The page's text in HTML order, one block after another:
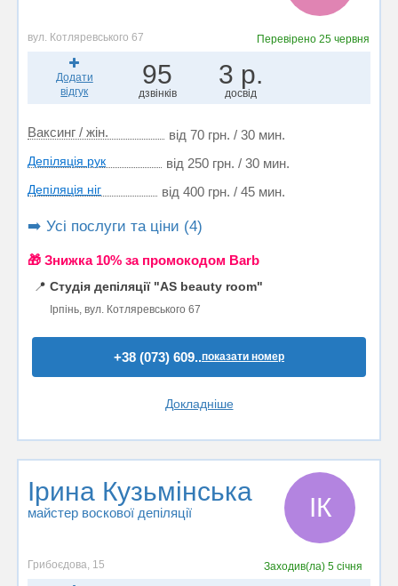
вул. Котляревського 67 Перевірено25 червня
Додати
відгук
95
дзвінків
3 р.
досвід
Ваксинг / жін. від 70 грн. / 30 мин.
Депіляція рук від 250 грн. / 30 мин.
Депіляція ніг від 400 грн. / 45 мин.
➡️ Усі послуги та ціни (4)
🎁 Знижка 10% за промокодом Barb
📍 Студія депіляції "AS beauty room"
Ірпінь, вул. Котляревського 67
+38 (073) 609..показати номер
Докладніше
Ірина Кузьмінська
майстер воскової депіляції ІК
Грибоєдова, 15 Заходив(ла)5 січня